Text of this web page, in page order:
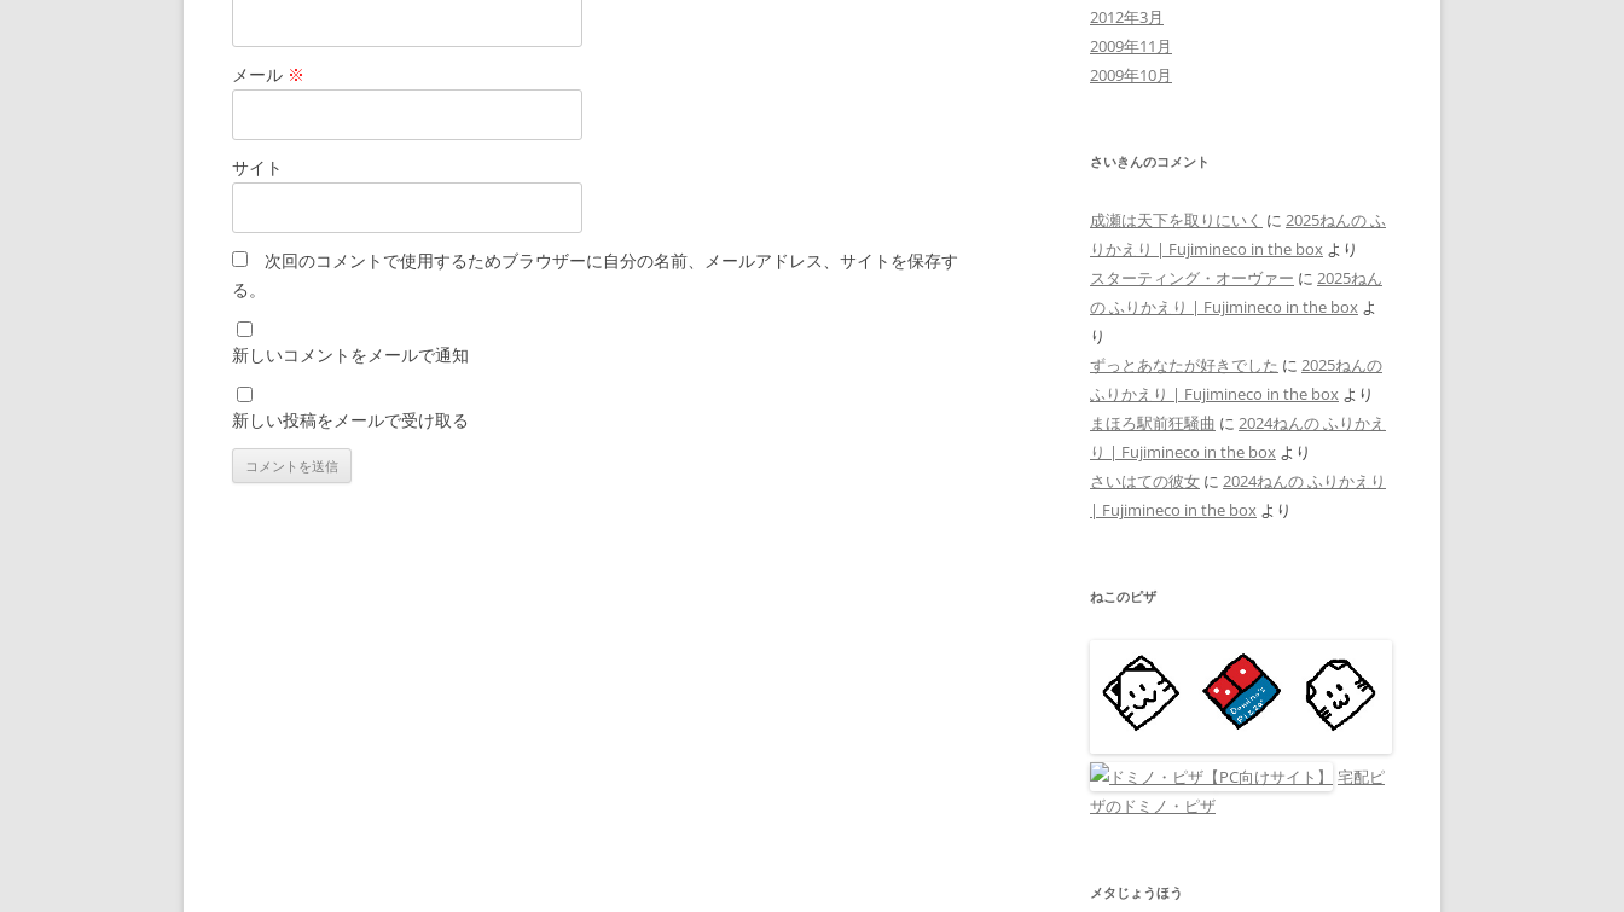
メール ※
サイト
次回のコメントで使用するためブラウザーに自分の名前、メールアドレス、サイトを保存す
る。
新しいコメントをメールで通知
新しい投稿をメールで受け取る
2012年3月
2009年11月
2009年10月
さいきんのコメント
成瀬は天下を取りにいく に 2025ねんの ふ
りかえり | Fujimineco in the box より
スターティング・オーヴァー に 2025ねん
の ふりかえり | Fujimineco in the box よ
り
ずっとあなたが好きでした に 2025ねんの
ふりかえり | Fujimineco in the box より
まほろ駅前狂騒曲 に 2024ねんの ふりかえ
り | Fujimineco in the box より
さいはての彼女 に 2024ねんの ふりかえり
| Fujimineco in the box より
ねこのピザ
宅配ピ
ザのドミノ・ピザ
メタじょうほう